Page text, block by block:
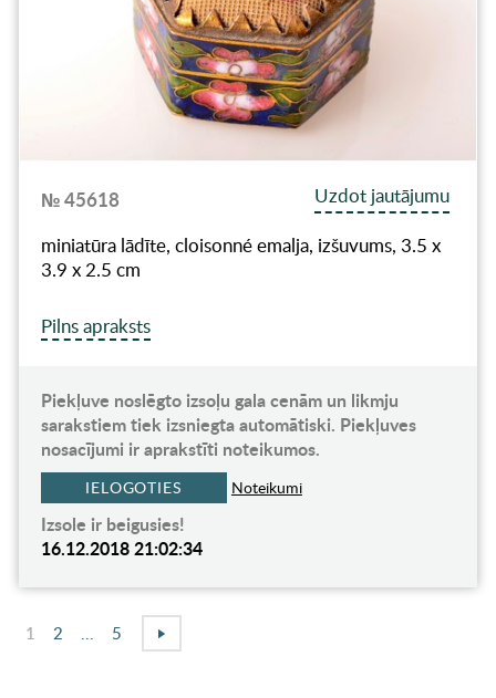
№ 45618
Uzdot jautājumu
miniatūra lādīte, cloisonné emalja, izšuvums, 3.5 x
3.9 x 2.5 cm
Pilns apraksts
Piekļuve noslēgto izsoļu gala cenām un likmju
sarakstiem tiek izsniegta automātiski. Piekļuves
nosacījumi ir aprakstīti noteikumos.
IELOGOTIES Noteikumi
Izsole ir beigusies!
16.12.2018 21:02:34
1 2 5